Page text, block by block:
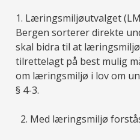
1. Læringsmiljøutvalget
Bergen sorterer direkte
skal bidra til at
tilrettelagt på best mulig
om læringsmiljø i lov om
§ 4-3.
Med læringsmiljø